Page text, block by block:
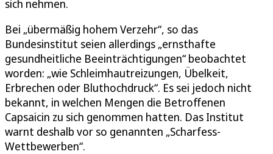
sich nehmen.
Bei „übermäßig hohem Verzehr“, so das
Bundesinstitut seien allerdings „ernsthafte
gesundheitliche Beeinträchtigungen“ beobachtet
worden: „wie Schleimhautreizungen, Übelkeit,
Erbrechen oder Bluthochdruck“. Es sei jedoch nicht
bekannt, in welchen Mengen die Betroffenen
Capsaicin zu sich genommen hatten. Das Institut
warnt deshalb vor so genannten „Scharfess-
Wettbewerben“.